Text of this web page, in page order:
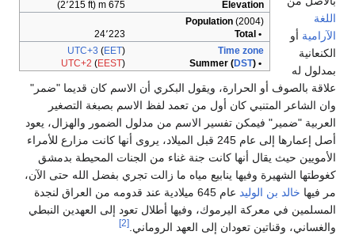
Elevation
675 m (2٬215 ft)
Population (2004)
• Total
24٬223
Time zone
UTC+3 (EET)
• Summer (
DST)
UTC+2 (EEST)
اللغة
الآرامية أو
الكنعانية
بمدلول له
علاقة بالصوف أو الحرارة، ويقول البكري أن الاسم كان قديما "ضمر"
وان الشاعر المتنبي كان أول من تعمد لفظ الاسم بصبغة التصغير
العربية "ضمير" فيمكن تفسير الاسم من مدلول الضمور والهزال، يعود
أصل إعمارها إلى عام 245 قبل الميلاد، يروى أنها كانت مزارع للأمراء
الأمويين حيث يقال أنها كانت جنة غناء من الجنات المحيطة بدمشق
كغوطتها الشهيرة وفيها ينابيع مياه ما زالت تجري بفضل الله حتى الآن،
مر فيها خالد بن الوليد
عام 645 ميلادية عند قدومه من العراق لنجدة
المسلمين في معركة اليرموك، وفيها أطلال تعود إلى العهدين النبطي
والغساني، وقناتين تعودان إلى العهد الروماني.[2]